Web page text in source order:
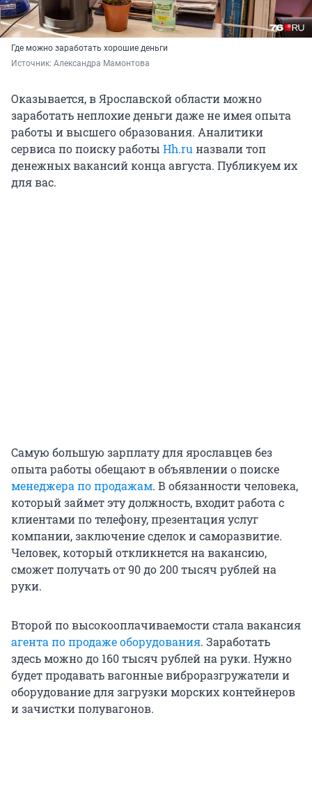
Где можно заработать хорошие деньги
Источник: Александра Мамонтова
Оказывается, в Ярославской области можно
заработать неплохие деньги даже не имея опыта
работы и высшего образования. Аналитики
сервиса по поиску работы Hh.ruназвали топ
денежных вакансий конца августа. Публикуем их
для вас.
Самую большую зарплату для ярославцев без
опыта работы обещают в объявлении о поиске
менеджера по продажам. В обязанности человека,
который займет эту должность, входит работа с
клиентами по телефону, презентация услуг
компании, заключение сделок и саморазвитие.
Человек, который откликнется на вакансию,
сможет получать от 90 до 200 тысяч рублей на
руки.
Второй по высокооплачиваемости стала вакансия
агента по продаже оборудования. Заработать
здесь можно до 160 тысяч рублей на руки. Нужно
будет продавать вагонные виброразгружатели и
оборудование для загрузки морских контейнеров
и зачистки полувагонов.